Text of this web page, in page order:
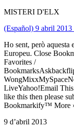
MISTERI D'ELX
(Español) 9 abril
Ho sent, però aquesta
Europeu. Close
Favorites /
LiveYahoo!Email
like this then please
Bookmarkify™ More
9 d’abril 2013